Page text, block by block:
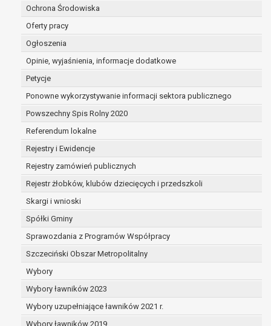
Ochrona Środowiska
Oferty pracy
Ogłoszenia
Opinie, wyjaśnienia, informacje dodatkowe
Petycje
Ponowne wykorzystywanie informacji sektora publicznego
Powszechny Spis Rolny 2020
Referendum lokalne
Rejestry i Ewidencje
Rejestry zamówień publicznych
Rejestr żłobków, klubów dziecięcych i przedszkoli
Skargi i wnioski
Spółki Gminy
Sprawozdania z Programów Współpracy
Szczeciński Obszar Metropolitalny
Wybory
Wybory ławników 2023
Wybory uzupełniające ławników 2021 r.
Wybory ławników 2019
RODO;
podstawie art. 16 RODO,
dane są nieprawidłowe lub
prawo do żądania usunięcia danych
osobowych (tzw. prawo do bycia
zapomnianym) na podstawie art. 17 RODO,
w przypadku gdy:
dane nie są już niezbędne do celów,
dla których były zebrane lub w inny
sposób przetwarzane,
osoba, której dane dotyczą, wniosła
sprzeciw wobec przetwarzania
danych osobowych,
zgodę na przetwarzanie danych
osobowych, która jest podstawą
przetwarzania danych i nie ma innej
danych,
dane osobowe przetwarzane są
niezgodnie z prawem,